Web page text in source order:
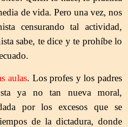
de vida. Pero una vez, nos
censurando tal actividad,
sabe, te dice y te prohíbe lo
aulas. Los profes y los padres
ya no tan nueva moral,
por los excesos que se
de la dictadura, donde